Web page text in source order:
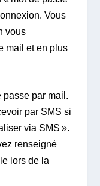
Vous
vous
mail et en plus
passe par mail.
par SMS si
via SMS ».
renseigné
lors de la